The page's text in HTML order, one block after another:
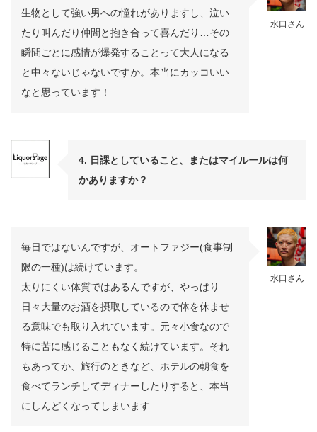
水口さん
生物として強い男への憧れがありますし、泣い
たり叫んだり仲間と抱き合って喜んだり…その
瞬間ごとに感情が爆発することって大人になる
と中々ないじゃないですか。本当にカッコいい
なと思っています！
4. 日課としていること、またはマイルールは何
かありますか？
水口さん
毎日ではないんですが、オートファジー(食事制
限の一種)は続けています。
太りにくい体質ではあるんですが、やっぱり
日々大量のお酒を摂取しているので体を休ませ
る意味でも取り入れています。元々小食なので
特に苦に感じることもなく続けています。それ
もあってか、旅行のときなど、ホテルの朝食を
食べてランチしてディナーしたりすると、本当
にしんどくなってしまいます…